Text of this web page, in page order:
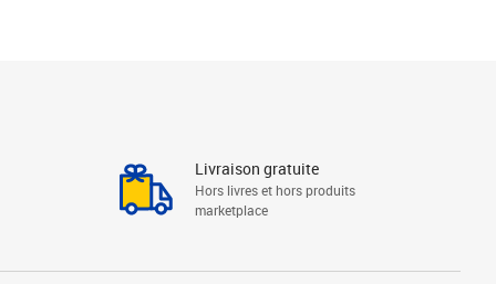
Livraison gratuite
Hors livres et hors produits
marketplace